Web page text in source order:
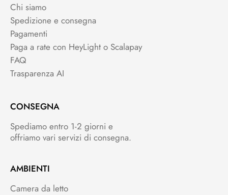
Chi siamo
Spedizione e consegna
Pagamenti
Paga a rate con HeyLight o Scalapay
FAQ
Trasparenza AI
CONSEGNA
Spediamo entro 1-2 giorni e
offriamo vari servizi di consegna.
AMBIENTI
Camera da letto